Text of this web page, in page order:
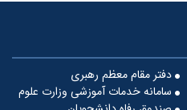
دفتر مقام معظم رهبری
سامانه خدمات آموزشی وزارت علوم